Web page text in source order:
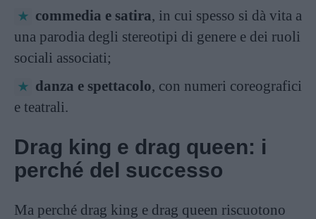
commedia e satira, in cui spesso si dà vita a
una parodia degli stereotipi di genere e dei ruoli
sociali associati;
danza e spettacolo, con numeri coreografici
e teatrali.
Drag king e drag queen: i
perché del successo
Ma perché drag king e drag queen riscuotono